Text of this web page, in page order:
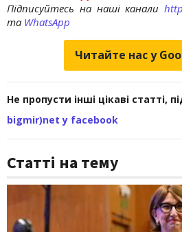
Підписуйтесь на наші канали
та WhatsApp
Читайте нас у
Не пропусти інші цікаві статті,
bigmir)net у facebook
Статті на тему